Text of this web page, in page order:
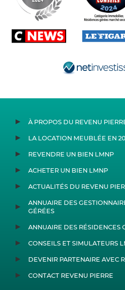
À PROPOS DU REVENU
LA LOCATION MEUBLÉE EN
REVENDRE UN BIEN LMNP
ACHETER UN BIEN LMNP
ACTUALITÉS DU REVENU
ANNUAIRE DES
GÉRÉES
ANNUAIRE DES RÉSIDENCES
CONSEILS ET SIMULATEURS
DEVENIR PARTENAIRE AVEC
CONTACT REVENU PIERRE